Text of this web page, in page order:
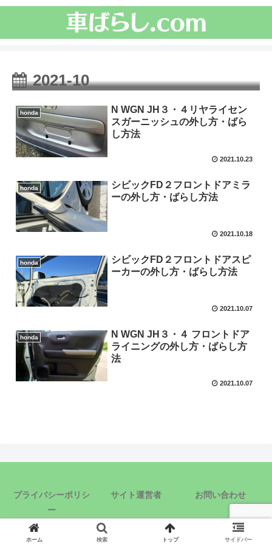
2021-10
honda
N WGN JH３・４リヤライセン
スガーニッシュの外し方・ばら
し方法
2021.10.23
honda
シビックFD２フロントドアミラ
ーの外し方・ばらし方法
2021.10.18
honda
シビックFD２フロントドアスピ
ーカーの外し方・ばらし方法
2021.10.07
honda
N WGN JH３・４ フロントドア
ライニングの外し方・ばらし方
法
2021.10.07
プライバシーポリシ
ー
サイト運営者 お問い合わせ
© 2020 車ばらし.com.
ホーム 検索 トップ サイドバー